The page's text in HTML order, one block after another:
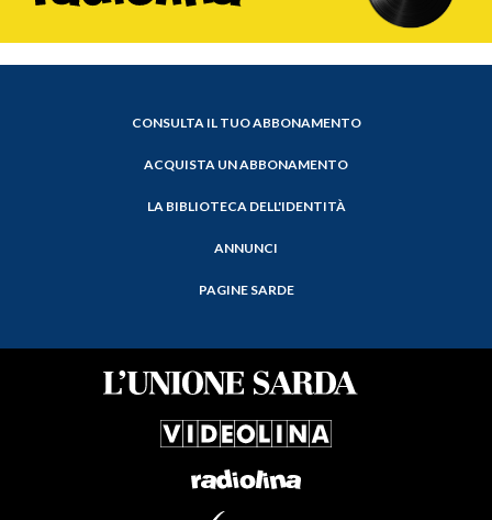
CONSULTA IL TUO ABBONAMENTO
ACQUISTA UN ABBONAMENTO
LA BIBLIOTECA DELL'IDENTITÀ
ANNUNCI
PAGINE SARDE